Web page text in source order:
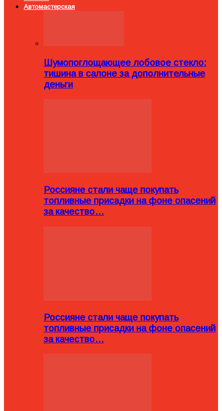
Автомастерская
Шумопоглощающее лобовое стекло:
тишина в салоне за дополнительные
деньги
Россияне стали чаще покупать
топливные присадки на фоне опасений
за качество…
Россияне стали чаще покупать
топливные присадки на фоне опасений
за качество…